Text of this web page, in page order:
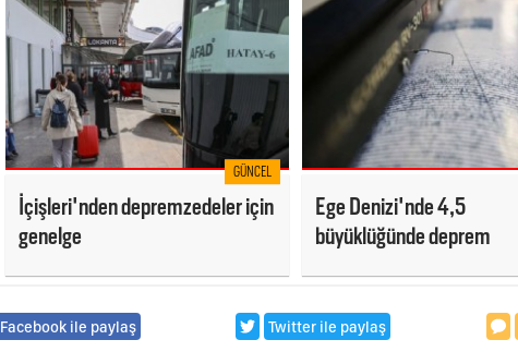
GÜNCEL
İçişleri'nden depremzedeler için
genelge
Ege Denizi'nde 4,5
büyüklüğünde deprem
Facebook ile paylaş Twitter ile paylaş